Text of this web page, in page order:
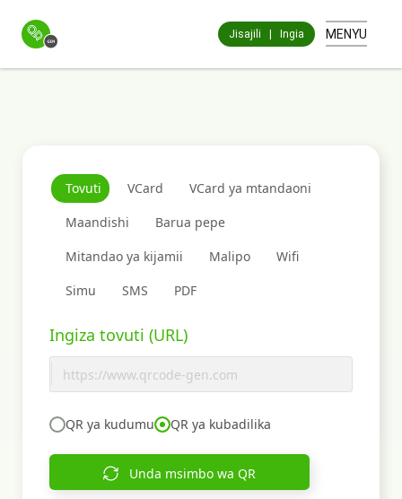
Jisajili Ingia MENYU
Tovuti VCard
VCard ya mtandaoni
Maandishi
Barua pepe
Mitandao ya kijamii
Malipo
Wifi
Simu
SMS PDF
Ingiza tovuti (URL)
QR ya kudumu QR ya kubadilika
Unda msimbo wa QR